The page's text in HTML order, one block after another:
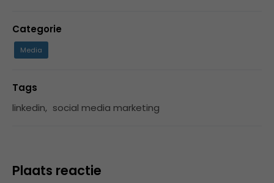
Categorie
Media
Tags
linkedin, social media marketing
Plaats reactie